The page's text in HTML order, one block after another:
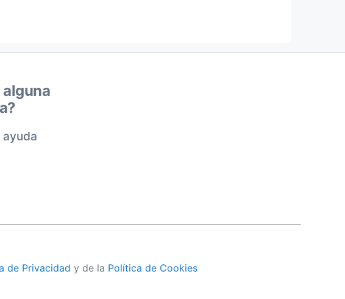
alguna
de Privacidad y de la Política de Cookies